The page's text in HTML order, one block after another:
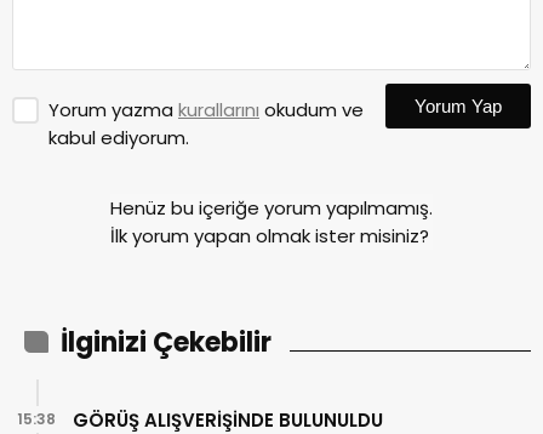
Yorum yazma kurallarını okudum ve
kabul ediyorum.
Yorum Yap
Henüz bu içeriğe yorum yapılmamış.
İlk yorum yapan olmak ister misiniz?
İlginizi Çekebilir
GÖRÜŞ ALIŞVERİŞİNDE BULUNULDU
15:38